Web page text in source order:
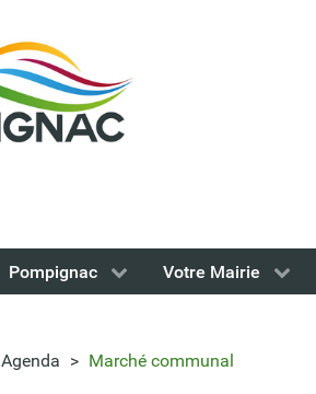
Pompignac Votre Mairie
Agenda > Marché communal